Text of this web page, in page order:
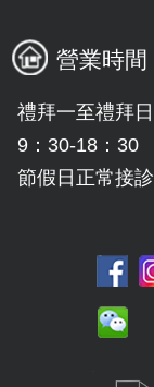
營業時間
禮拜一至禮拜日
9：30-18：30
節假日正常接診